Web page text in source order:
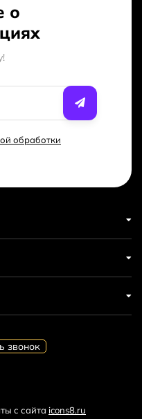
о
обработки
с сайта icons8.ru
звонок